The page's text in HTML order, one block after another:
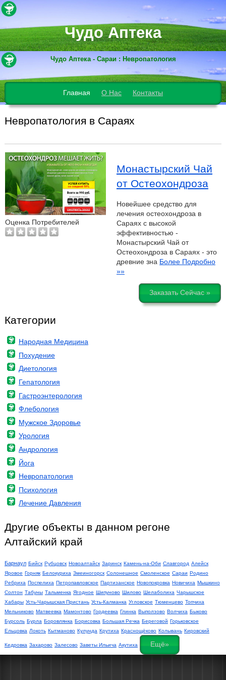
Чудо Аптека
Чудо Аптека - Сараи : Невропатология
Главная О Нас Контакты
Невропатология в Сараях
Оценка Потребителей
Монастырский Чай
от Остеохондроза
Новейшее средство для
лечения остеохондроза в
Сараях с высокой
эффективностью -
Монастырский Чай от
Остеохондроза в Сараях - это
древние зна Более Подробно
»»
Заказать Сейчас »
Категории
Народная Медицина
Похудение
Диетология
Гепатология
Гастроэнтерология
Флебология
Мужское Здоровье
Урология
Андрология
Йога
Невропатология
Психология
Лечение Давления
Другие объекты в данном регоне
Алтайский край
Барнаул Бийск Рубцовск Новоалтайск Заринск Камень-на-Оби Славгород Алейск
Яровое Горняк Белокуриха Змеиногорск Солонешное Смоленское Сараи Родино
Ребриха Поспелиха Петропавловское Партизанское Новопокровка Новичиха Мышкино
Солтон Табуны Тальменка Ягодное Шипуново Шилово Шелаболиха Чарышское
Хабары Усть-Чарышская Пристань Усть-Калманка Угловское Тюменцево Топчиха
Мельниково Матвеевка Мамонтово Гордеевка Глинка Выползово Волчиха Быково
Бурсоль Бурла Боровлянка Борисовка Большая Речка Береговой Горьковское
Ельцовка Локоть Кытманово Кулунда Крутиха Краснощёково Колывань Кировский
Кедровка Захарово Залесово Заветы Ильича Акутиха Ещё»